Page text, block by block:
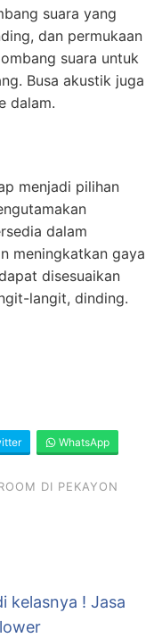
suara yang
dan permukaan
suara untuk
Busa akustik juga
dalam.
menjadi pilihan
dalam
meningkatkan gaya
disesuaikan
langit, dinding.
WhatsApp
DI PEKAYON
kelasnya ! Jasa